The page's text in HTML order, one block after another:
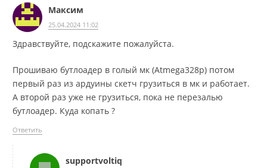
Максим
25.04.2024 11:02
Здравствуйте, подскажите пожалуйста.
Прошиваю бутлоадер в голый мк (Atmega328p) потом
первый раз из ардуины скетч грузиться в мк и работает.
А второй раз уже не грузиться, пока не перезалью
бутлоадер. Куда копать ?
Ответить
supportvoltiq